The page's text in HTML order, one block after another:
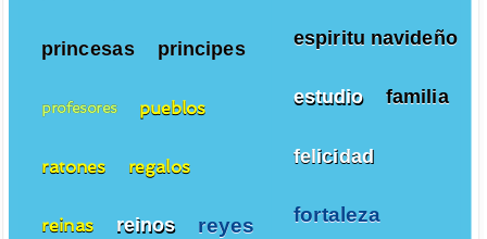
espiritu navideño
estudio familia
felicidad
fortaleza
princesas principes
profesores pueblos
ratones regalos
reinas reinos reyes